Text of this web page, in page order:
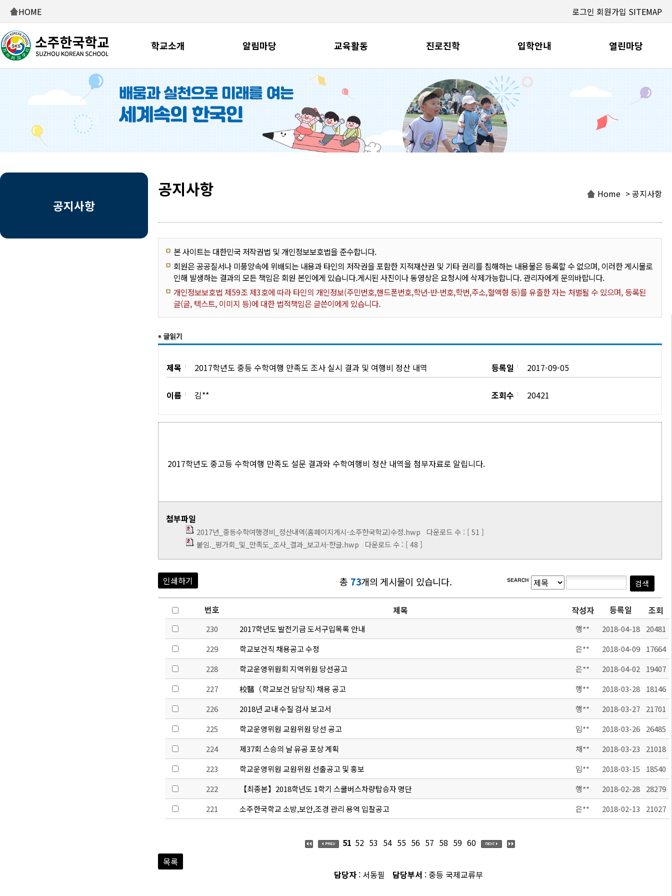
HOME 로그인 회원가입 SITEMAP
학교소개 알림마당 교육활동 진로진학 입학안내 열린마당
공지사항
공지사항 Home > 공지사항
본 사이트는 대한민국 저작권법 및 개인정보보호법을 준수합니다.
회원은 공공질서나 미풍양속에 위배되는 내용과 타인의 저작권을 포함한 지적재산권 및 기타 권리를 침해하는 내용물은 등록할 수 없으며, 이러한 게시물로
인해 발생하는 결과의 모든 책임은 회원 본인에게 있습니다.게시된 사진이나 동영상은 요청시에 삭제가능합니다. 관리자에게 문의바랍니다.
개인정보보호법 제59조 제3호에 따라 타인의 개인정보(주민번호,핸드폰번호,학년-반-번호,학번,주소,혈액형 등)를 유출한 자는 처벌될 수 있으며, 등록된
글(글, 텍스트, 이미지 등)에 대한 법적책임은 글쓴이에게 있습니다.
제목 2017학년도 중등 수학여행 만족도 조사 실시 결과 및 여행비 정산 내역 등록일 2017-09-05
이름 김** 조회수 20421
2017학년도 중고등 수학여행 만족도 설문 결과와 수학여행비 정산 내역을 첨부자료로 알립니다.
첨부파일
2017년_중등수학여행경비_정산내역(홈페이지게시-소주한국학교)수정.hwp 다운로드 수 : [ 51 ]
붙임._평가회_및_만족도_조사_결과_보고서-한글.hwp 다운로드 수 : [ 48 ]
인쇄하기 총 73개의 게시물이 있습니다.
번호 제목 작성자 등록일 조회
230 2017학년도 발전기금 도서구입목록 안내 행** 2018-04-18
20481
229
학교보건직 채용공고 수정 은** 2018-04-09
17664
228
학교운영위원회 지역위원 당선공고 은** 2018-04-02
19407
227
校醫（학교보건 담당직) 채용 공고 행** 2018-03-28
18146
226
2018년 교내 수질 검사 보고서 행** 2018-03-27
21701
225
학교운영위원 교원위원 당선 공고 임** 2018-03-26
26485
224
제37회 스승의 날 유공 포상 계획 채** 2018-03-23
21018
223
학교운영위원 교원위원 선출공고 및 홍보 임** 2018-03-15
18540
222
【최종본】2018학년도 1학기 스쿨버스차량탑승자 명단 행** 2018-02-28
28279
221
소주한국학교 소방,보안,조경 관리 용역 입찰공고 은** 2018-02-13 21027
51 52 53 54 55 56 57 58 59 60
목록
담당자 : 서동필 담당부서 : 중등 국제교류부